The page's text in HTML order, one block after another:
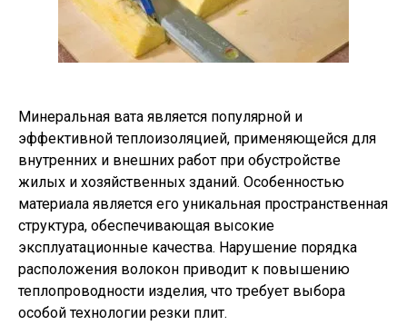
Минеральная вата является популярной и
эффективной теплоизоляцией, применяющейся для
внутренних и внешних работ при обустройстве
жилых и хозяйственных зданий. Особенностью
материала является его уникальная пространственная
структура, обеспечивающая высокие
эксплуатационные качества. Нарушение порядка
расположения волокон приводит к повышению
теплопроводности изделия, что требует выбора
особой технологии резки плит.